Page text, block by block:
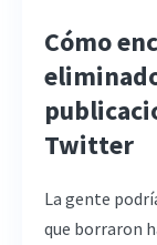
Cómo
Twitter
La gente
que borraron